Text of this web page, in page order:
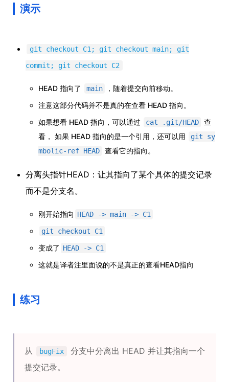
演示
git checkout C1; git checkout main; git
commit; git checkout C2
HEAD 指向了 main
，随着提交向前移动。
注意这部分代码并不是真的在查看 HEAD 指向。
如果想看 HEAD 指向，可以通过
cat .git/HEAD
查
看， 如果 HEAD 指向的是一个引用，还可以用
git sy
mbolic-ref HEAD
查看它的指向。
分离头指针HEAD：让其指向了某个具体的提交记录
而不是分支名。
刚开始指向 HEAD -> main -> C1
git checkout C1
变成了 HEAD -> C1
这就是译者注里面说的不是真正的查看HEAD指向
练习
从 bugFix
分支中分离出 HEAD 并让其指向一个
提交记录。